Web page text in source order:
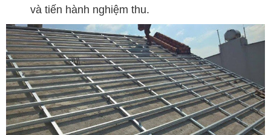
và tiến hành nghiệm thu.